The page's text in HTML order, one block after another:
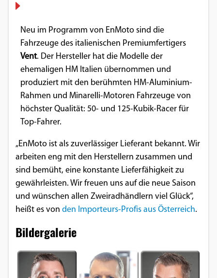
Neu im Programm von EnMoto sind die
Fahrzeuge des italienischen Premiumfertigers
Vent. Der Hersteller hat die Modelle der
ehemaligen HM Italien übernommen und
produziert mit den berühmten HM-Aluminium-
Rahmen und Minarelli-Motoren Fahrzeuge von
höchster Qualität: 50- und 125-Kubik-Racer für
Top-Fahrer.
„EnMoto ist als zuverlässiger Lieferant bekannt. Wir
arbeiten eng mit den Herstellern zusammen und
sind bemüht, eine konstante Lieferfähigkeit zu
gewährleisten. Wir freuen uns auf die neue Saison
und wünschen allen Zweiradhändlern viel Glück“,
heißt es von den Importeurs-Profis aus Österreich.
Bildergalerie